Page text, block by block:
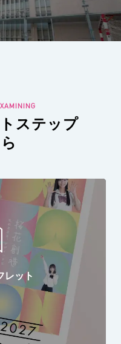
ステップ
レット